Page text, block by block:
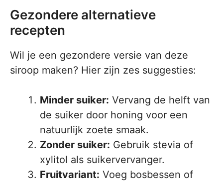
Gezondere alternatieve
recepten
Wil je een gezondere versie van deze
siroop maken? Hier zijn zes suggesties:
Minder suiker: Vervang de helft van
de suiker door honing voor een
natuurlijk zoete smaak.
Zonder suiker: Gebruik stevia of
xylitol als suikervervanger.
Fruitvariant: Voeg bosbessen of